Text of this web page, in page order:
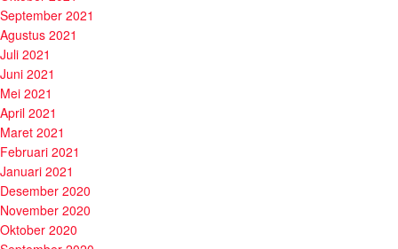
September 2021
Agustus 2021
Juli 2021
Juni 2021
Mei 2021
April 2021
Maret 2021
Februari 2021
Januari 2021
Desember 2020
November 2020
Oktober 2020